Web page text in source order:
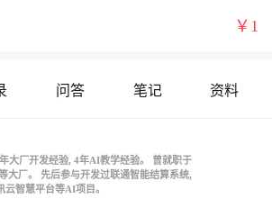
￥ 1
问答 笔记 资料
大厂开发经验, 4年AI教学经验。 曾就职于
大厂。 先后参与开发过联通智能结算系统,
云智慧平台等AI项目。